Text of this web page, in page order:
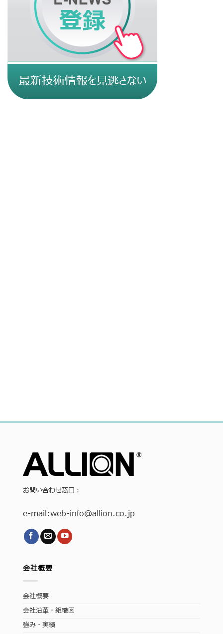
お問い合わせ窓口：
e-mail:web-info@allion.co.jp
会社概要
会社概要
会社沿革・組織図
強み・実績